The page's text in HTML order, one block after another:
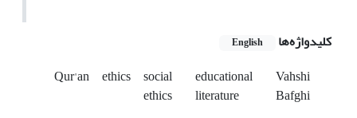
کلیدواژه‌ها English
Qur'an ethics social
ethics
educational
literature
Vahshi
Bafghi